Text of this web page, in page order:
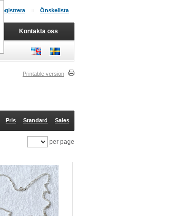
Printable version
Pris Standard Sales
per page
Registrera Önskelista
Kontakta oss